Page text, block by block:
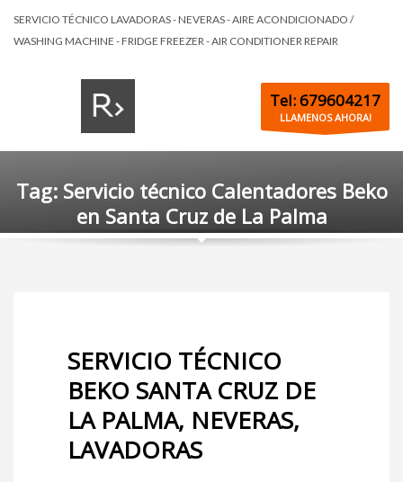
SERVICIO TÉCNICO LAVADORAS - NEVERAS - AIRE ACONDICIONADO /
WASHING MACHINE - FRIDGE FREEZER - AIR CONDITIONER REPAIR
Tel: 679604217
LLAMENOS AHORA!
Tag: Servicio técnico Calentadores Beko
en Santa Cruz de La Palma
SERVICIO TÉCNICO
BEKO SANTA CRUZ DE
LA PALMA, NEVERAS,
LAVADORAS